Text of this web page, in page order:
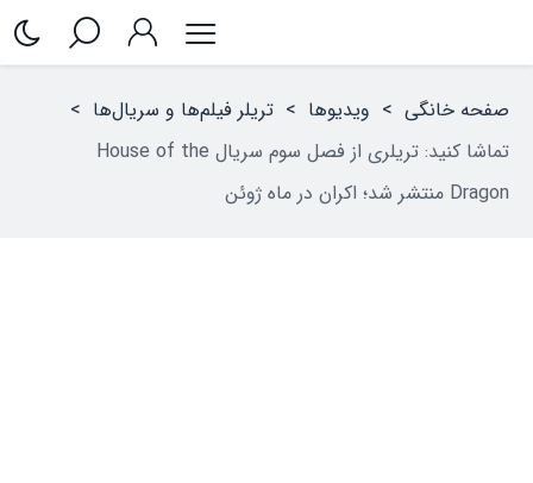
صفحه خانگی > ویدیوها > تریلر فیلم‌ها و سریال‌ها >
تماشا کنید: تریلری از فصل سوم سریال House of the
Dragon منتشر شد؛ اکران در ماه ژوئن